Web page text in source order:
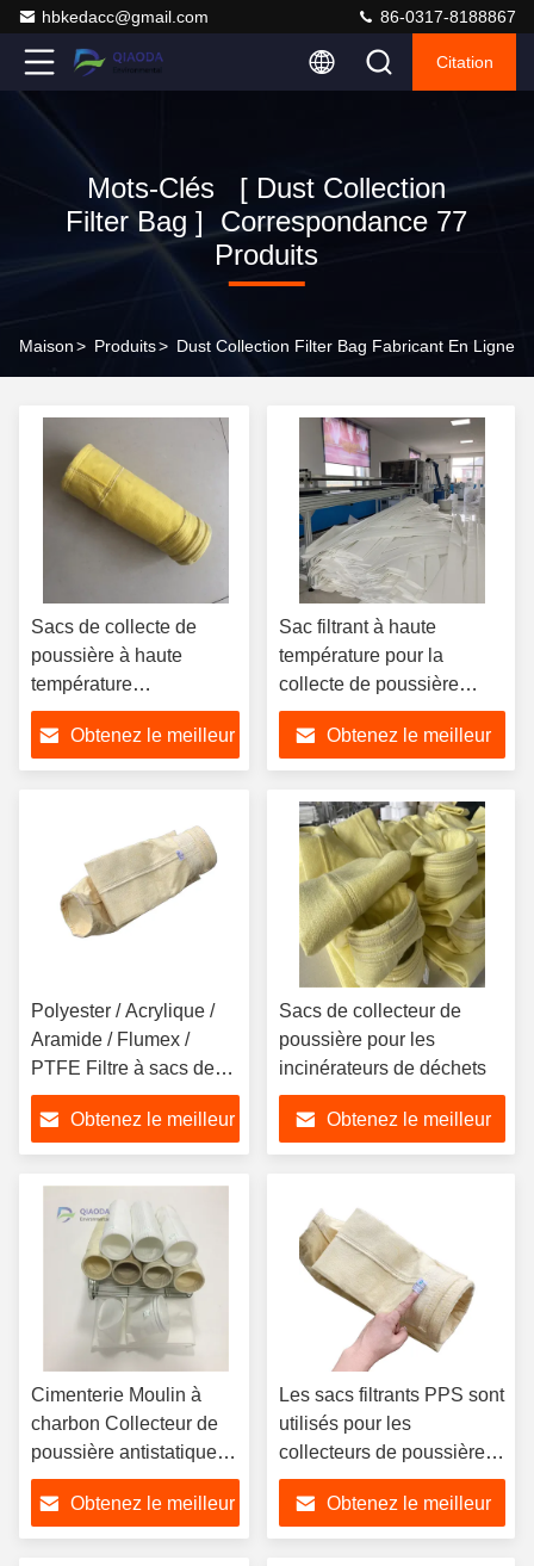
hbkedacc@gmail.com 86-0317-8188867
Citation
Mots-Clés [ Dust Collection
Filter Bag ] Correspondance 77
Produits
Maison> Produits> Dust Collection Filter Bag Fabricant En Ligne
Sacs de collecte de
poussière à haute
température
remplacement pour les
poussières de l'industrie
du ciment
Obtenez le meilleur
Sac filtrant à haute
température pour la
collecte de poussière
utilisé dans les usines
d'asphalte Ciment acier
verre céramique
Obtenez le meilleur
Polyester / Acrylique /
Aramide / Flumex /
PTFE Filtre à sacs de
collecte de poussière
Obtenez le meilleur
Sacs de collecteur de
poussière pour les
incinérateurs de déchets
Obtenez le meilleur
Cimenterie Moulin à
charbon Collecteur de
poussière antistatique
Filtre à sacs
Obtenez le meilleur
Les sacs filtrants PPS sont
utilisés pour les
collecteurs de poussières
industriels de fusion de fer
et d'acierObtenez le meilleur